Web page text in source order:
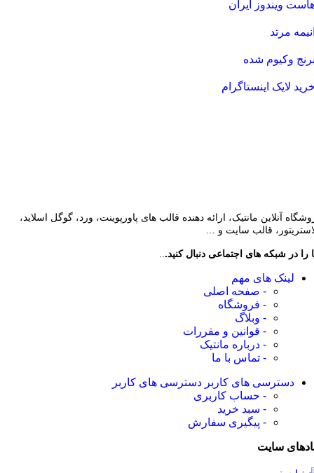
ویندوز ایران
مرتد
وکیوم شده
لایک اینستاگرام
آنلاین مانتیک، ارائه دهنده قالب های پاورپوینت، ورد، گوگل اسلاید،
قالب سایت و …
را در شبکه های اجتماعی دنبال کنید...
لینک های مهم
- صفحه اصلی
- فروشگاه
- وبلاگ
- قوانین و مقررات
- درباره مانتیک
- تماس با ما
دسترسی های کاربر دسترسی های کاربر
- حساب کاربری
- سبد خرید
- پیگیری سفارش
سایت